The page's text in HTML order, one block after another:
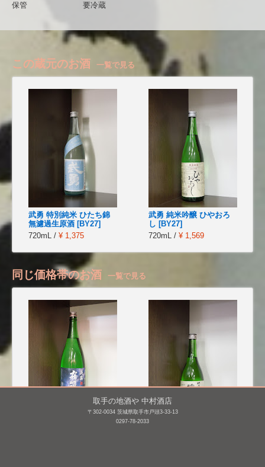
保管
要冷蔵
この蔵元のお酒 一覧で見る
武勇 特別純米 ひたち錦
無濾過生原酒 [BY27]
720mL / ¥ 1,375
武勇 純米吟醸 ひやおろ
し [BY27]
720mL / ¥ 1,569
同じ価格帯のお酒 一覧で見る
神亀 純米 上槽中
取手の地酒や 中村酒店
〒302-0034 茨城県取手市戸頭3-33-13
0297-78-2033